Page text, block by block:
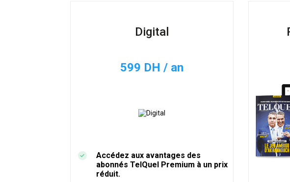
Digital
599 DH / an
Accédez aux avantages des
abonnés TelQuel Premium à un prix
réduit.